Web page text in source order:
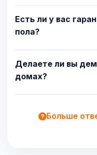
Есть ли у вас
пола?
Делаете ли вы
домах?
Больше